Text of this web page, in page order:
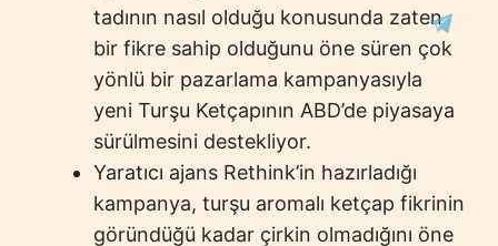
tadının nasıl olduğu konusunda zaten
bir fikre sahip olduğunu öne süren çok
yönlü bir pazarlama kampanyasıyla
yeni Turşu Ketçapının ABD’de piyasaya
sürülmesini destekliyor.
Yaratıcı ajans Rethink’in hazırladığı
kampanya, turşu aromalı ketçap fikrinin
göründüğü kadar çirkin olmadığını öne